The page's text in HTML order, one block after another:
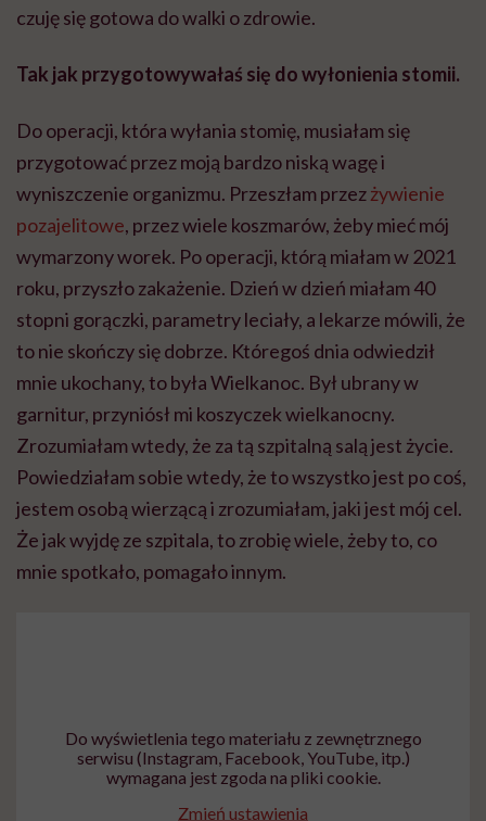
czuję się gotowa do walki o zdrowie.
Tak jak przygotowywałaś się do wyłonienia stomii.
Do operacji, która wyłania stomię, musiałam się
przygotować przez moją bardzo niską wagę i
wyniszczenie organizmu. Przeszłam przezżywienie
pozajelitowe, przez wiele koszmarów, żeby mieć mój
wymarzony worek. Po operacji, którą miałam w 2021
roku, przyszło zakażenie. Dzień w dzień miałam 40
stopni gorączki, parametry leciały, a lekarze mówili, że
to nie skończy się dobrze. Któregoś dnia odwiedził
mnie ukochany, to była Wielkanoc. Był ubrany w
garnitur, przyniósł mi koszyczek wielkanocny.
Zrozumiałam wtedy, że za tą szpitalną salą jest życie.
Powiedziałam sobie wtedy, że to wszystko jest po coś,
jestem osobą wierzącą i zrozumiałam, jaki jest mój cel.
Że jak wyjdę ze szpitala, to zrobię wiele, żeby to, co
mnie spotkało, pomagało innym.
Do wyświetlenia tego materiału z zewnętrznego
serwisu (Instagram, Facebook, YouTube, itp.)
wymagana jest zgoda na pliki cookie.
Zmień ustawienia